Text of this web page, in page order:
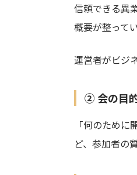
信頼できる異
概要が整って
運営者がビジ
② 会の目
「何のため
ど、参加者の